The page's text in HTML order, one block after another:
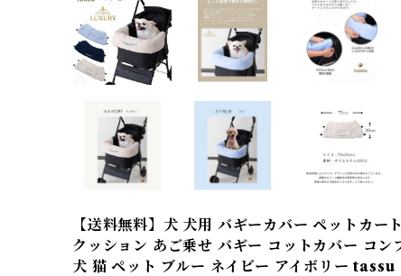
【送料無料】犬 犬用 バギーカバー ペットカー
クッション あご乗せ バギー コットカバー コン
犬 猫 ペット ブルー ネイビー アイボリー